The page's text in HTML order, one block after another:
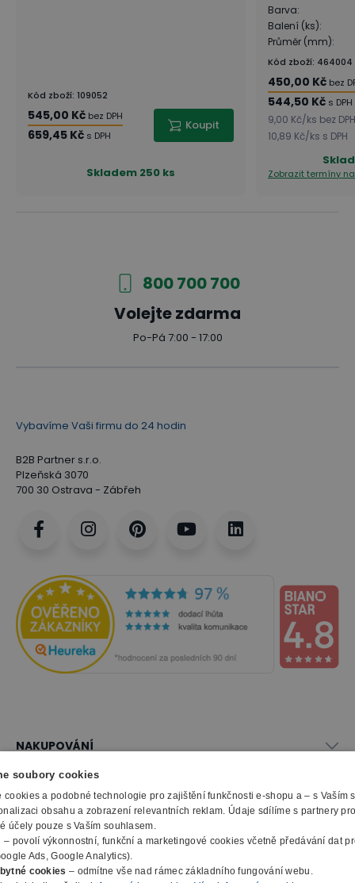
Kód zboží: 109052
545,00 Kč bez DPH
659,45 Kč s DPH
Koupit
Skladem 250 ks
Barva:
Balení (ks):
Průměr (mm):
Kód zboží: 464004
450,00 Kč bez
544,50 Kč s DPH
9,00 Kč/ks bez DPH
10,89 Kč/ks s DPH
Zobrazit termíny
800 700 700
Volejte zdarma
Po-Pá 7:00 - 17:00
Vybavíme Vaši firmu do 24 hodin
B2B Partner s.r.o.
Plzeňská 3070
700 30 Ostrava - Zábřeh
NAKUPOVÁNÍ
Vše o nákupu
Obchodní podmínky
Doprava a montáž
Možnosti platby
Záruka, servis, reklamace
Ochrana osobních údajů
SLUŽBY
Naše katalogy
Reklamační formulář
Výroba kancelářského nábytku
Zpracování elektroodpadu
O FIRMĚ
O nás
Kontakty
soubory cookies
cookies a podobné technologie pro zajištění funkčnosti e-shopu a – s Vaším
obsahu a zobrazení relevantních reklam. Údaje sdílíme s partnery
účely pouze s Vaším souhlasem.
– povolí výkonnostní, funkční a marketingové cookies včetně předávání dat
Ads, Google Analytics).
cookies – odmítne vše nad rámec základního fungování webu.